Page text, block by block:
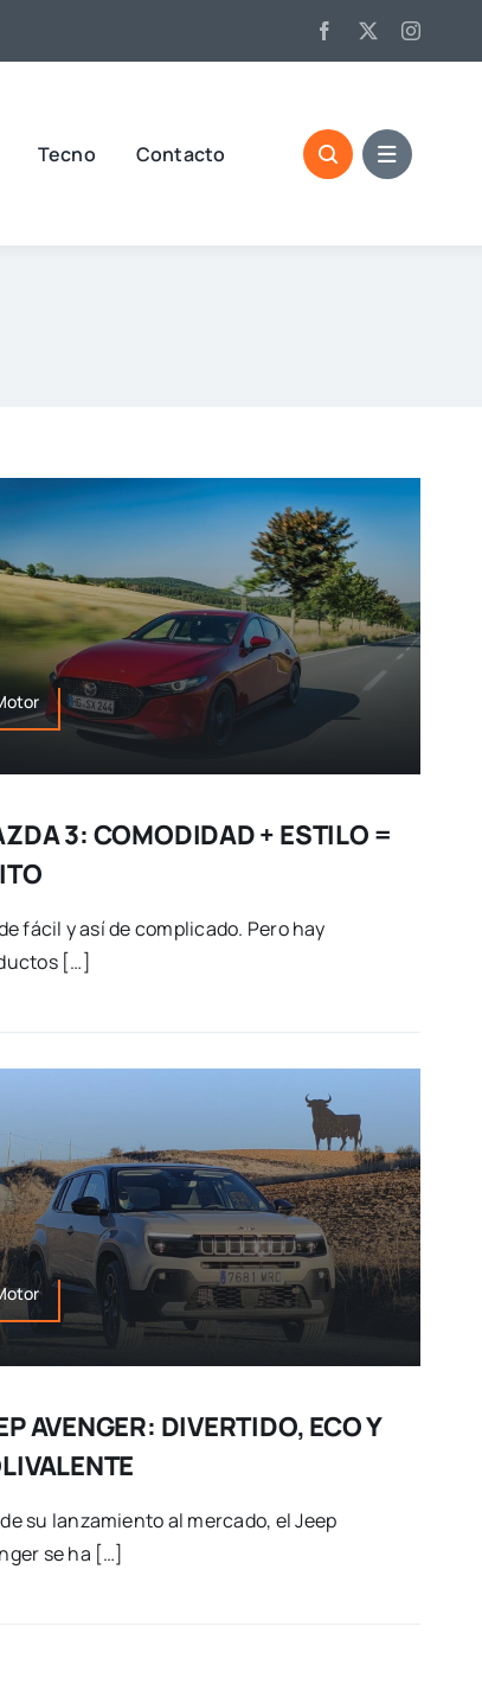
Tecno Contacto
3: COMODIDAD + ESTILO =
fácil y así de complicado. Pero hay
[…]
AVENGER: DIVERTIDO, ECO Y
su lanzamiento al mercado, el Jeep
se ha […]